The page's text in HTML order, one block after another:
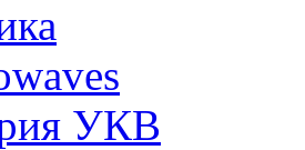
УКВ